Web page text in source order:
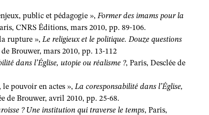
public et pédagogie », Former des imams pour la
CNRS Éditions, mars 2010, pp. 89-106.
rupture », Le religieux et le politique. Douze questions
Brouwer, mars 2010, pp. 13-112
dans l’Église, utopie ou réalisme ?, Paris, Desclée de
le pouvoir en actes », La coresponsabilité dans l’Église,
de Brouwer, avril 2010, pp. 25-68.
? Une institution qui traverse le temps, Paris,